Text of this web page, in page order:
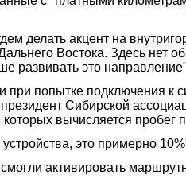
делать акцент на
Востока. Здесь нет
развивать это
при попытке подключения
Сибирской
вычисляется
это примерно
активировать